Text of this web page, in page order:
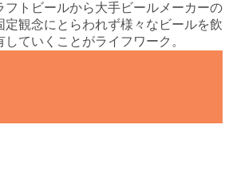
フトビールから大手ビールメーカーの
定観念にとらわれず様々なビールを飲
ていくことがライフワーク。